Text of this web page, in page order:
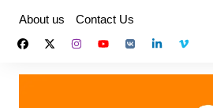
content
About us Contact Us